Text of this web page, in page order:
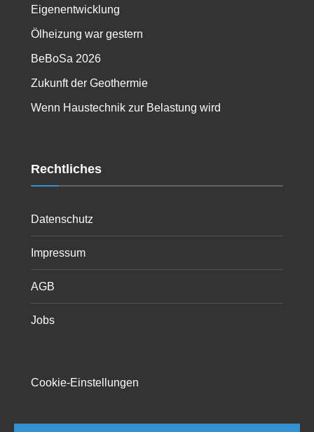
Eigenentwicklung
Ölheizung war gestern
BeBoSa 2026
Zukunft der Geothermie
Wenn Haustechnik zur Belastung wird
Rechtliches
Datenschutz
Impressum
AGB
Jobs
Cookie-Einstellungen